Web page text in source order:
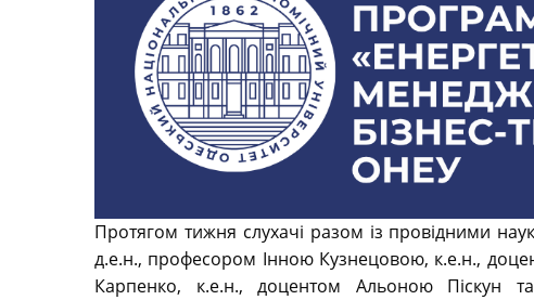
Протягом тижня слухачі разом із провідними
д.е.н., професором Інною Кузнецовою, к.е.н.,
Карпенко, к.е.н., доцентом Альоною Піскун